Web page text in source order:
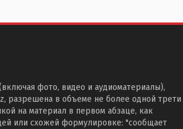
фото, видео и аудиоматериалы),
разрешена в объеме не более одной трети
на материал в первом абзаце, как
или схожей формулировке: "сообщает